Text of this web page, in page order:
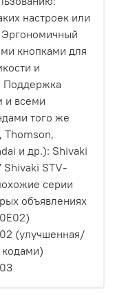
настроек или
Эргономичный
кнопками для
и
Поддержка
и всеми
того же
Thomson,
и др.): Shivaki
Shivaki STV-
серии
объявлениях
(улучшенная/
кодами)